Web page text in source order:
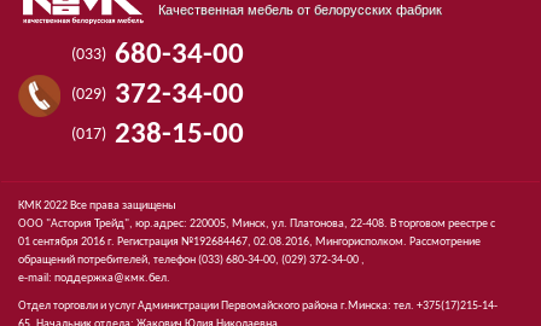
Качественная мебель от белорусских фабрик
(033) 680-34-00
(029) 372-34-00
(017) 238-15-00
КМК 2022 Все права защищены
ООО "Астория Трейд", юр.адрес: 220005, Минск, ул. Платонова, 22-408. В торговом реестре с
01 сентября 2016 г. Регистрация №192684467, 02.08.2016, Мингорисполком. Рассмотрение
обращений потребителей, телефон(033)680-34-00, (029)372-34-00 ,
e-mail: поддержка@кмк.бел.
Отдел торговли и услуг Администрации Первомайского района г.Минска: тел. +375(17)215-14-